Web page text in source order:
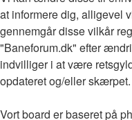
at informere dig, alligevel
gennemgår disse vilkår
"Baneforum.dk" efter
indvilliger i at være
opdateret og/eller skærpet.
Vort board er baseret på